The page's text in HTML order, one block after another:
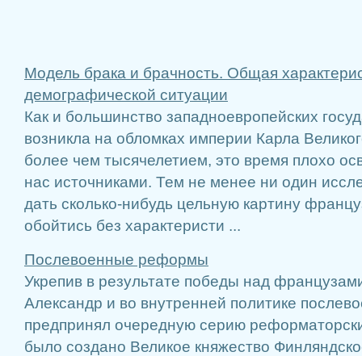
Модель брака и брачность. Общая
демографической ситуации
Как и большинство западноевропейских
возникла на обломках империи Карла
более чем тысячелетием, это время плохо
нас источниками. Тем не менее ни один
дать сколько-нибудь цельную картину
обойтись без характеристи ...
Послевоенные реформы
Укрепив в результате победы над
Александр и во внутренней политике
предпринял очередную серию
было создано Великое княжество